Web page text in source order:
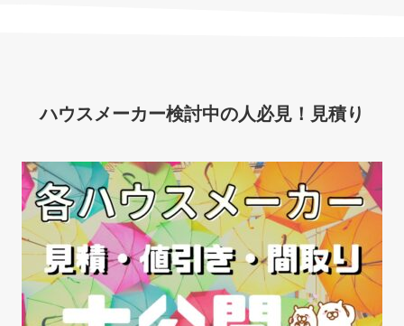
ハウスメーカー検討中の人必見！見積り